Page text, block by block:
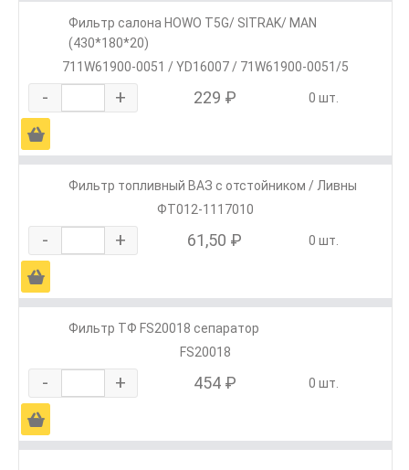
Фильтр салона HOWO T5G/ SITRAK/ MAN
(430*180*20)
711W61900-0051 / YD16007 / 71W61900-0051/5
- + 229 ₽ 0 шт.
Ä
Фильтр топливный ВАЗ с отстойником / Ливны
ФТ012-1117010
- + 61,50 ₽ 0 шт.
Ä
Фильтр ТФ FS20018 сепаратор
FS20018
- + 454 ₽ 0 шт.
Ä